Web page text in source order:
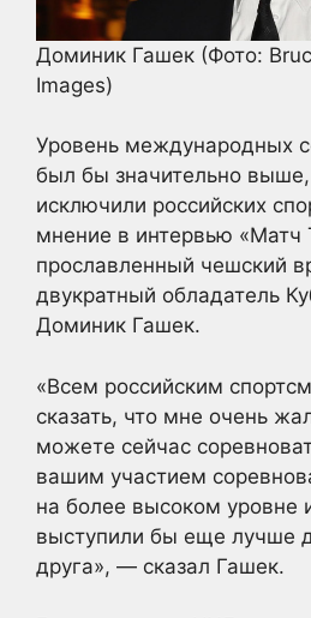
Доминик Гашек (Фото:
Images)
Уровень международных
был бы значительно
исключили российских
мнение в интервью «Матч
прославленный чешский
двукратный обладатель
Доминик Гашек.
«Всем российским
сказать, что мне очень
можете сейчас
вашим участием
на более высоком уровне
выступили бы еще лучше
друга», — сказал Гашек.